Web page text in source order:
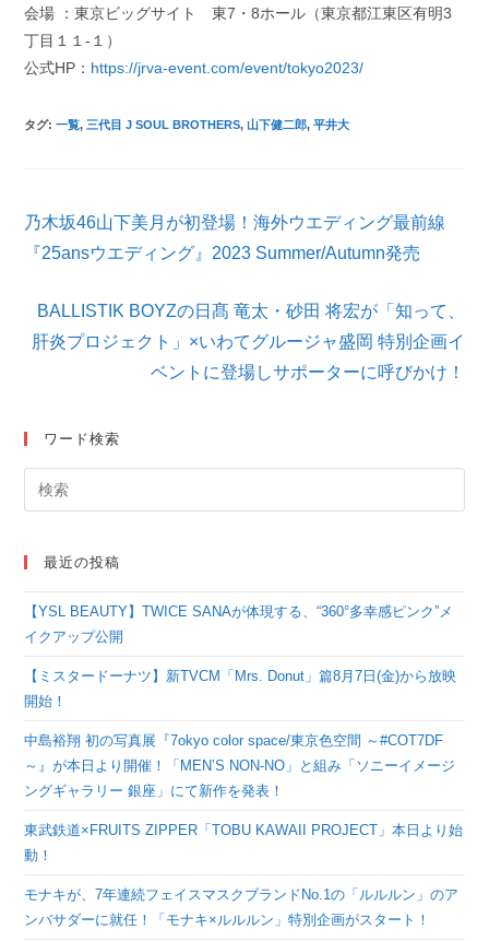
会場 ：東京ビッグサイト 東7・8ホール（東京都江東区有明3
丁目１１-１）
公式HP： https://jrva-event.com/event/tokyo2023/
タグ:一覧, 三代目 J SOUL BROTHERS, 山下健二郎, 平井大
そ
の
他
事
を
読
乃木坂46山下美月が初登場！海外ウエディング最前線
『25ansウエディング』2023 Summer/Autumn発売
BALLISTIK BOYZの日髙 竜太・砂田 将宏が「知って、
肝炎プロジェクト」×いわてグルージャ盛岡 特別企画イ
ベントに登場しサポーターに呼びかけ！
ワード検索
最近の投稿
【YSL BEAUTY】TWICE SANAが体現する、“360°多幸感ピンク”メ
イクアップ公開
【ミスタードーナツ】新TVCM「Mrs. Donut」篇8月7日(金)から放映
開始！
中島裕翔 初の写真展『7okyo color space/東京色空間 ～#COT7DF
～』が本日より開催！「MEN’S NON-NO」と組み「ソニーイメージ
ングギャラリー 銀座」にて新作を発表！
東武鉄道×FRUITS ZIPPER「TOBU KAWAII PROJECT」本日より始
動！
モナキが、7年連続フェイスマスクブランドNo.1の「ルルルン」のア
ンバサダーに就任！「モナキ×ルルルン」特別企画がスタート！